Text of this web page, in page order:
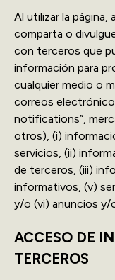
Al utilizar la página,
comparta o
con terceros que
información para
cualquier medio o
correos
notifications”,
otros), (i)
servicios, (ii)
de terceros, (iii)
informativos, (v)
y/o (vi) anuncios y/
ACCESO DE
TERCEROS